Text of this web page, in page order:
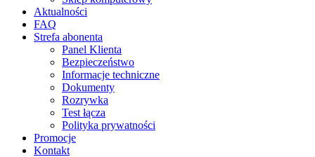
Aktualności
FAQ
Strefa abonenta
Panel Klienta
Bezpieczeństwo
Informacje techniczne
Dokumenty
Rozrywka
Test łącza
Polityka prywatności
Promocje
Kontakt